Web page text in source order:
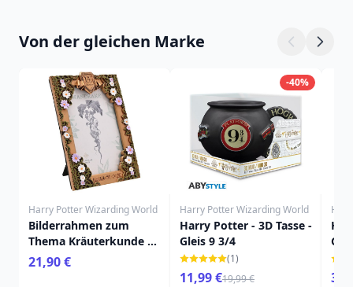
Von der gleichen Marke
Harry Potter Wizarding World
Bilderrahmen zum
Thema Kräuterkunde –
Harry Potter
21,90 €
-40%
Harry Potter Wizarding World
Harry Potter - 3D Tasse -
Gleis 9 3/4
(1)
11,99 €19,99 €